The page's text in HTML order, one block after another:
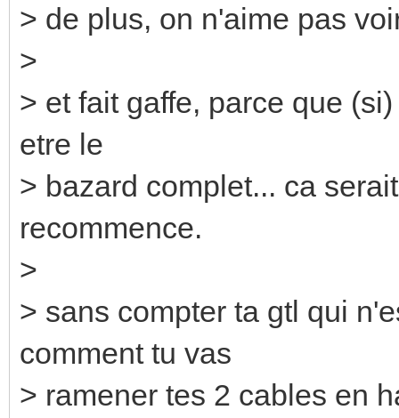
> de plus, on n'aime pas
>
> et fait gaffe, parce que
etre le
> bazard complet... ca
recommence.
>
> sans compter ta gtl qui
comment tu vas
> ramener tes 2 cables en